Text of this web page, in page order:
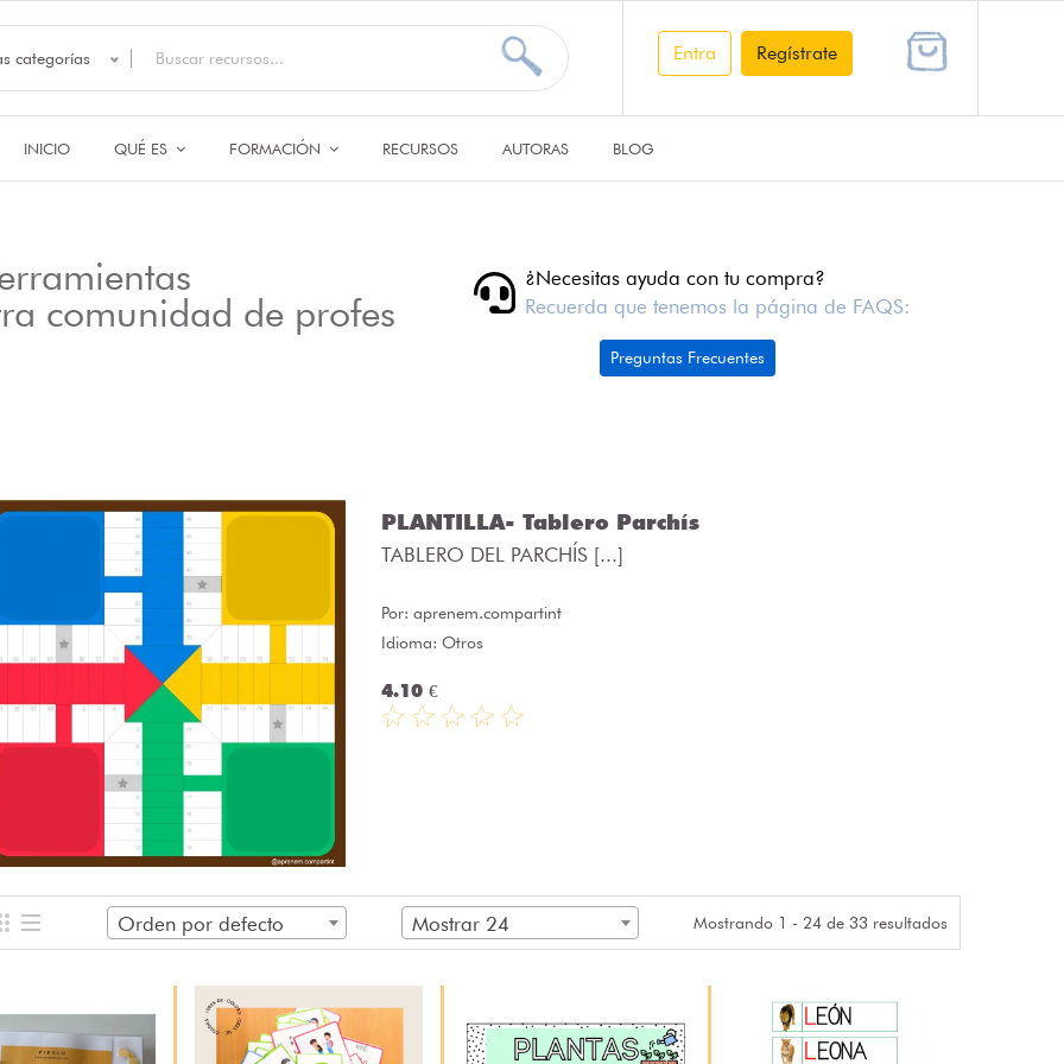
categorías Entra Regístrate
INICIO QUÉ ES FORMACIÓN RECURSOS AUTORAS BLOG
comunidad de profes
¿Necesitas ayuda con tu compra?
Recuerda que tenemos la página de FAQS:
Preguntas Frecuentes
PLANTILLA- Tablero Parchís
TABLERO DEL PARCHÍS [...]
Por:aprenem.compartint
Idioma: Otros
4.10 €
Orden por defecto Mostrar 24 Mostrando 1 - 24 de 33 resultados